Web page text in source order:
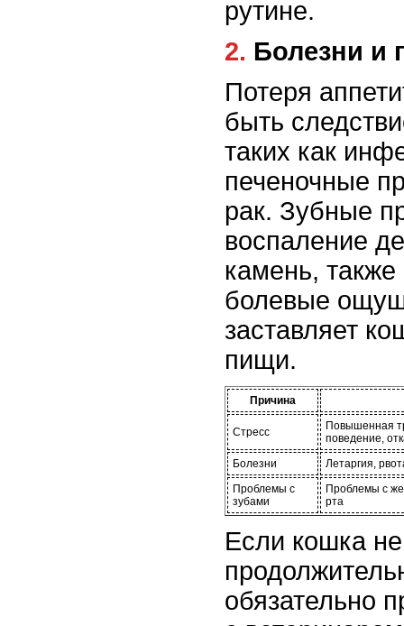
рутине.
2. Болезни
Потеря
быть
таких как
печеночные
рак. Зубные
воспаление
камень,
болевые
заставляет
пищи.
Причина
Стресс
Повышенная
поведение,
Болезни
Летаргия,
Проблемы с
зубами
Проблемы с
рта
Если кошка
обязательно